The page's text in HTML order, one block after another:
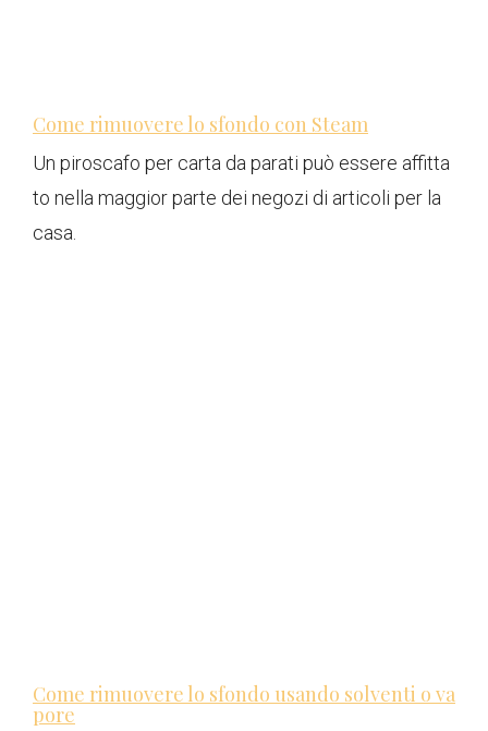
Come rimuovere lo sfondo con Steam
Un piroscafo per carta da parati può essere affitta
to nella maggior parte dei negozi di articoli per la
casa.
Come rimuovere lo sfondo usando solventi o va
pore